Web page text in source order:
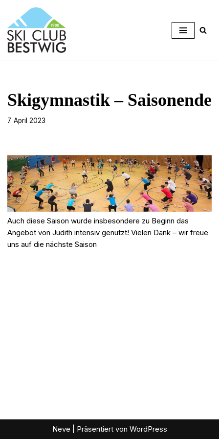
Zum
Inhalt
springen
Skigymnastik – Saisonende
7. April 2023
Auch diese Saison wurde insbesondere zu Beginn das
Angebot von Judith intensiv genutzt! Vielen Dank – wir freue
uns auf die nächste Saison
Neve | Präsentiert von WordPress